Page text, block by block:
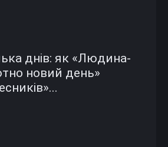
днів: як «Людина-
новий день»